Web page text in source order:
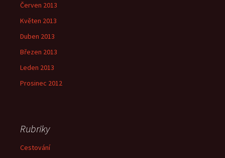
Červen 2013
Květen 2013
Duben 2013
Březen 2013
Leden 2013
Prosinec 2012
Rubriky
Cestování